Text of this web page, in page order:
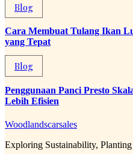
Blog
Cara Membuat Tulang Ikan
yang Tepat
Blog
Penggunaan Panci Presto
Lebih Efisien
Woodlandscarsales
Exploring Sustainability,